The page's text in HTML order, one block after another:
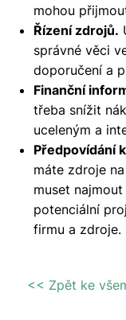
mohou
Řízení zdrojů.
správné věci
doporučení a
Finanční
třeba snížit
uceleným a
Předpovídání
máte zdroje
muset
potenciální
firmu a zdroje.
<< Zpět ke